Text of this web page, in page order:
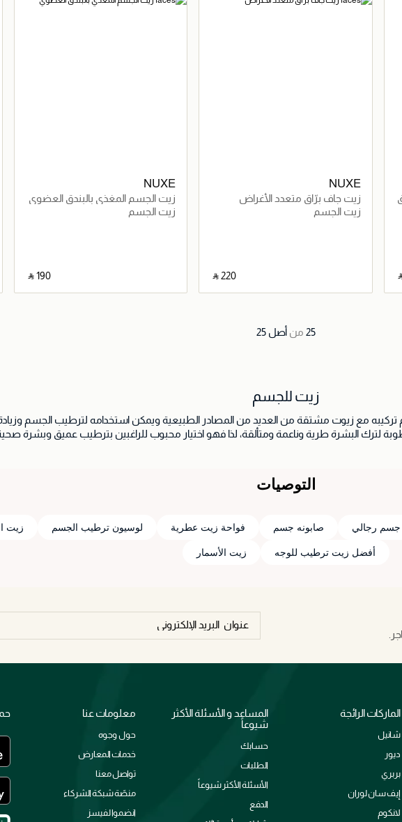
NUXE
زيت جاف برّاق متعدد الأغراض
زيت الجسم
‎ ⃁ ⁦220⁩ ‎
NUXE
زيت الجسم المغذي بالبندق العضوي
زيت الجسم
‎ ⃁ ⁦190⁩ ‎
25 من أصل 25
زيت للجسم
تركيبه مع زيوت مشتقة من العديد من المصادر الطبيعية ويمكن استخدامه لترطيب الجسم
لترك البشرة طرية وناعمة ومتألقة، لذا فهو اختيار محبوب للراغبين بترطيب عميق وبشرة
التوصيات
رجالي صابونه جسم فواحة زيت عطرية لوسيون ترطيب الجسم زيت
أفضل زيت ترطيب للوجه زيت الأسمار
الماركات الرائجة
شانيل
ديور
بربري
إيف سان لوران
لانكوم
المساعد و الأسئلة الأكثر
شيوعاً
حسابك
الطلبات
الأسئلة الأكثر شيوعاً
الدفع
معلومات عنا
حول وجوه
خدمات المعارض
تواصل معنا
منصّة شبكة الشركاء
انضموا لفيسز